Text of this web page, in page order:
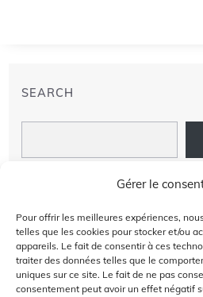
Gérer le
Pour offrir les meilleures expériences,
telles que les cookies pour stocker et/ou
appareils. Le fait de consentir à ces
traiter des données telles que le
uniques sur ce site. Le fait de ne pas
consentement peut avoir un effet négatif
SEARCH
À PROPOS DE NOUS
AVIS DE NON-RESPONSABILITÉ